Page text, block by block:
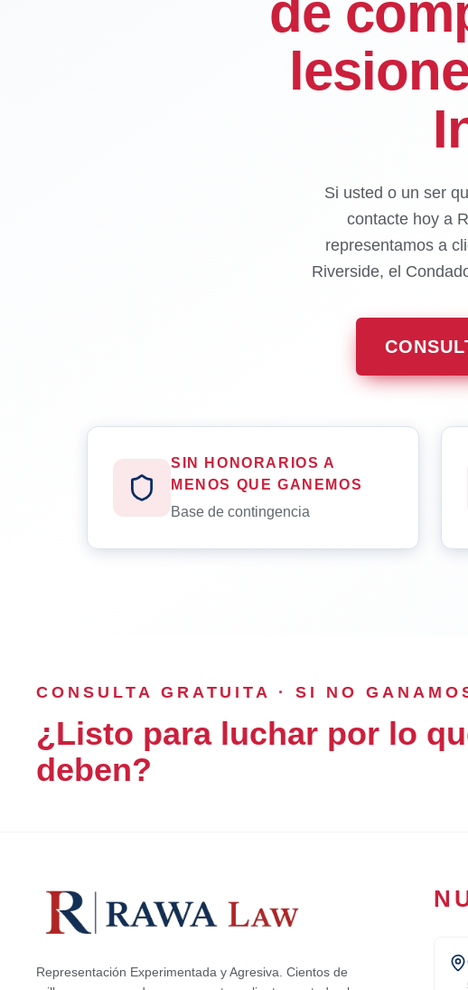
de
Si usted o un ser
contacte hoy a
representamos a
Riverside, el
SIN HONORARIOS A
MENOS QUE GANEMOS
Base de contingencia
CONSULTA GRATUITA · SI NO
¿Listo para luchar por lo
deben?
Representación Experimentada y Agresiva. Cientos de